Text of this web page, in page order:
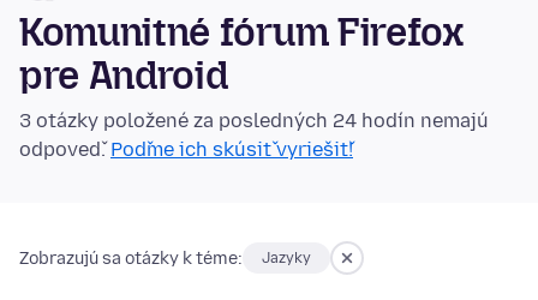
Komunitné fórum Firefox
pre Android
3 otázky položené za posledných 24 hodín nemajú
odpoveď.Poďme ich skúsiť vyriešiť!
Zobrazujú sa otázky k téme: Jazyky